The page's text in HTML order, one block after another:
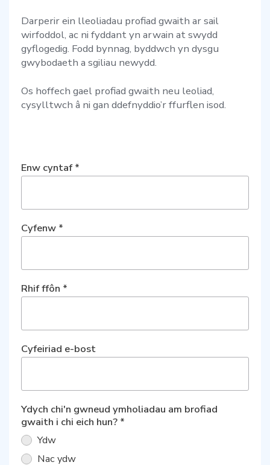
Darperir ein lleoliadau profiad gwaith ar sail
wirfoddol, ac ni fyddant yn arwain at swydd
gyflogedig. Fodd bynnag, byddwch yn dysgu
gwybodaeth a sgiliau newydd.
Os hoffech gael profiad gwaith neu leoliad,
cysylltwch â ni gan ddefnyddio’r ffurflen isod.
Enw cyntaf*
Cyfenw *
Rhif ffôn *
Cyfeiriad e-bost
Ydych chi'n gwneud ymholiadau am brofiad
gwaith i chi eich hun? *
Ydw
Nac ydw